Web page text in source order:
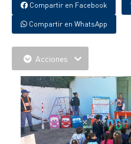
Compartir en Facebook
Compartir en WhatsApp
Acciones